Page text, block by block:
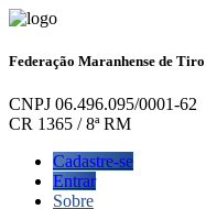
Federação Maranhense de
CNPJ 06.496.095/0001-62
CR 1365 / 8ª RM
Cadastre-se
Entrar
Sobre